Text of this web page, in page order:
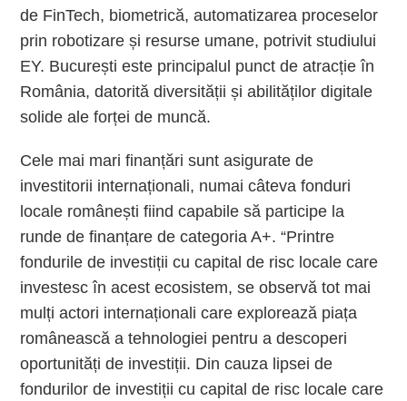
de FinTech, biometrică, automatizarea proceselor
prin robotizare și resurse umane, potrivit studiului
EY. București este principalul punct de atracție în
România, datorită diversității și abilităților digitale
solide ale forței de muncă.
Cele mai mari finanțări sunt asigurate de
investitorii internaționali, numai câteva fonduri
locale românești fiind capabile să participe la
runde de finanțare de categoria A+. “Printre
fondurile de investiții cu capital de risc locale care
investesc în acest ecosistem, se observă tot mai
mulți actori internaționali care explorează piața
românească a tehnologiei pentru a descoperi
oportunități de investiții. Din cauza lipsei de
fondurilor de investiții cu capital de risc locale care